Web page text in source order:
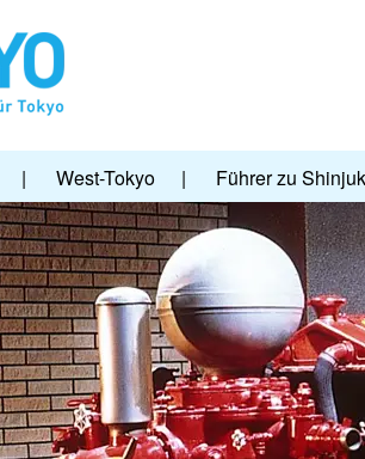
| West-Tokyo | Führer zu